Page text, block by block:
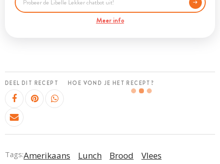
Meer info
DEEL DIT RECEPT HOE VOND JE HET RECEPT?
Tags:Amerikaans Lunch Brood Vlees